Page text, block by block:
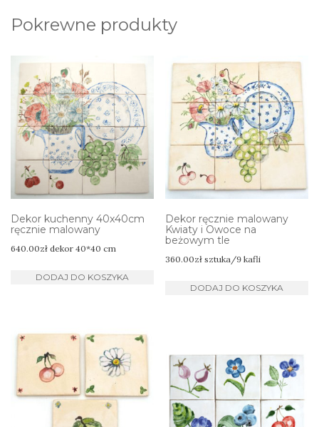
Pokrewne produkty
Dekor kuchenny 40x40cm
ręcznie malowany
640.00zł dekor 40*40 cm
DODAJ DO KOSZYKA
Dekor ręcznie malowany
Kwiaty i Owoce na
beżowym tle
360.00zł sztuka/9 kafli
DODAJ DO KOSZYKA